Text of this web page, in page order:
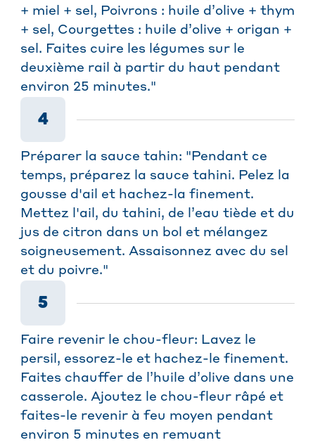
+ miel + sel, Poivrons : huile d’olive + thym
+ sel, Courgettes : huile d’olive + origan +
sel. Faites cuire les légumes sur le
deuxième rail à partir du haut pendant
environ 25 minutes."
4
Préparer la sauce tahin: "Pendant ce
temps, préparez la sauce tahini. Pelez la
gousse d'ail et hachez-la finement.
Mettez l'ail, du tahini, de l’eau tiède et du
jus de citron dans un bol et mélangez
soigneusement. Assaisonnez avec du sel
et du poivre."
5
Faire revenir le chou-fleur: Lavez le
persil, essorez-le et hachez-le finement.
Faites chauffer de l’huile d’olive dans une
casserole. Ajoutez le chou-fleur râpé et
faites-le revenir à feu moyen pendant
environ 5 minutes en remuant